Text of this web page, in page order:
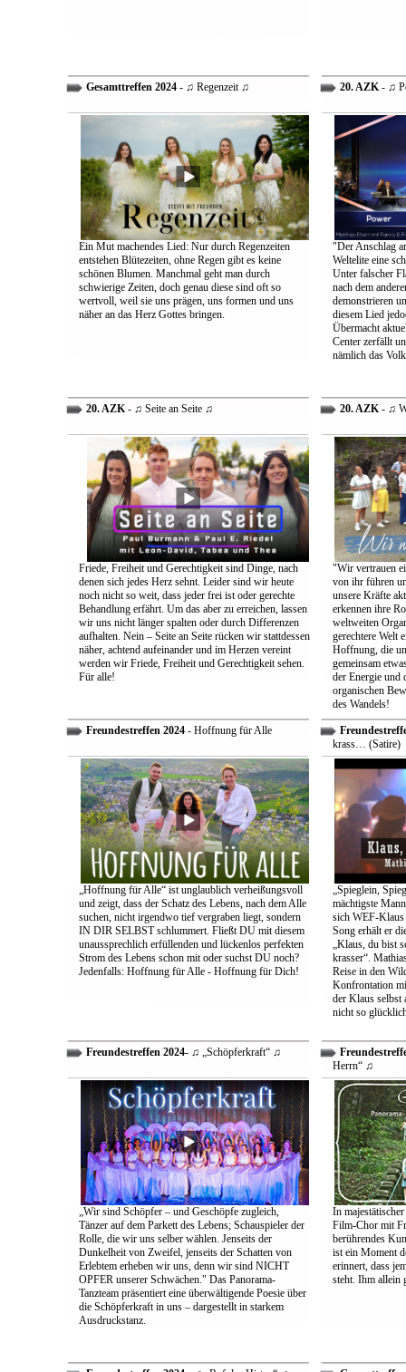
Gesamttreffen 2024- ♫ Regenzeit ♫
Ein Mut machendes Lied: Nur durch Regenzeiten
entstehen Blütezeiten, ohne Regen gibt es keine
schönen Blumen. Manchmal geht man durch
schwierige Zeiten, doch genau diese sind oft so
wertvoll, weil sie uns prägen, uns formen und uns
näher an das Herz Gottes bringen.
20. AZK- ♫
"Der Anschlag
Weltelite eine
Unter falscher
nach dem
demonstrieren
diesem Lied
Übermacht
Center zerfällt
nämlich das
20. AZK- ♫ Seite an Seite ♫
Friede, Freiheit und Gerechtigkeit sind Dinge, nach
denen sich jedes Herz sehnt. Leider sind wir heute
noch nicht so weit, dass jeder frei ist oder gerechte
Behandlung erfährt. Um das aber zu erreichen, lassen
wir uns nicht länger spalten oder durch Differenzen
aufhalten. Nein – Seite an Seite rücken wir stattdessen
näher, achtend aufeinander und im Herzen vereint
werden wir Friede, Freiheit und Gerechtigkeit sehen.
Für alle!
20. AZK- ♫
"Wir vertrauen
von ihr führen
unsere Kräfte
erkennen ihre
weltweiten
gerechtere Welt
Hoffnung, die
gemeinsam
der Energie und
organischen
des Wandels!
Freundestreffen 2024- Hoffnung für Alle
„Hoffnung für Alle“ ist unglaublich verheißungsvoll
und zeigt, dass der Schatz des Lebens, nach dem Alle
suchen, nicht irgendwo tief vergraben liegt, sondern
IN DIR SELBST schlummert. Fließt DU mit diesem
unaussprechlich erfüllenden und lückenlos perfekten
Strom des Lebens schon mit oder suchst DU noch?
Jedenfalls: Hoffnung für Alle - Hoffnung für Dich!
krass… (Satire)
„Spieglein,
mächtigste
sich WEF-Klaus
Song erhält er
„Klaus, du bist
krasser“.
Reise in den
Konfrontation
der Klaus
nicht so
Freundestreffen 2024- ♫ „Schöpferkraft“ ♫
„Wir sind Schöpfer – und Geschöpfe zugleich,
Tänzer auf dem Parkett des Lebens; Schauspieler der
Rolle, die wir uns selber wählen. Jenseits der
Dunkelheit von Zweifel, jenseits der Schatten von
Erlebtem erheben wir uns, denn wir sind NICHT
OPFER unserer Schwächen." Das Panorama-
Tanzteam präsentiert eine überwältigende Poesie über
die Schöpferkraft in uns – dargestellt in starkem
Ausdruckstanz.
Herrn“ ♫
In
Film-Chor mit
berührendes
ist ein Moment
erinnert, dass
steht. Ihm allein